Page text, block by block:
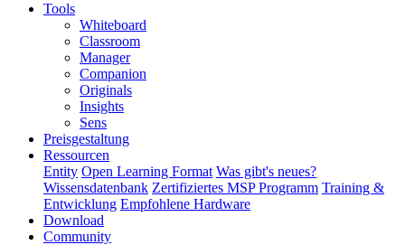
Tools
Whiteboard
Classroom
Manager
Companion
Originals
Insights
Sens
Preisgestaltung
Ressourcen
Entity Open Learning Format Was gibt's neues?
Wissensdatenbank Zertifiziertes MSP Programm Training &
Entwicklung Empfohlene Hardware
Download
Community